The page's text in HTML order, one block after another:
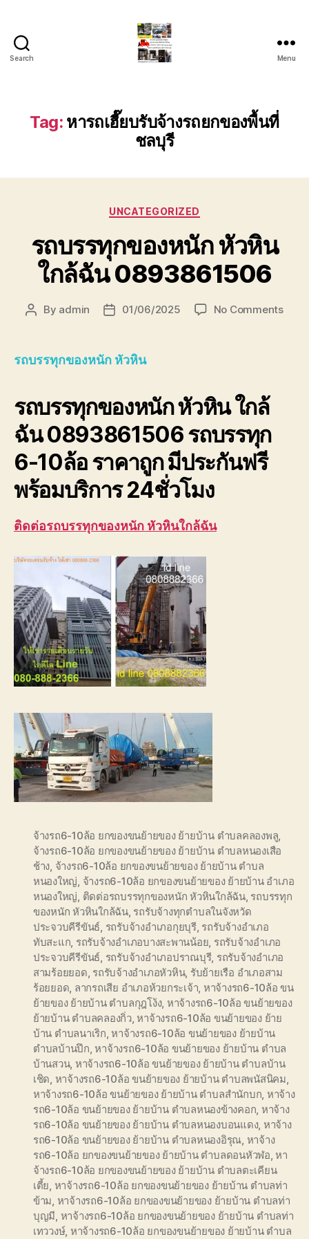
Search
สไลด์
ใน
เขต
24
ติดต่อ
โทร
0888000456
Menu
Tag: หารถเฮี๊ยบรับจ้างรถยกของพื้นที่
ชลบุรี
Categories
UNCATEGORIZED
รถบรรทุกของหนัก หัวหิน
ใกล้ฉัน 0893861506
Post
By admin
Post01/06/2025 No Commentson
รถบรรทุกของหนัก หัวหิน
รถบรรทุกของหนัก หัวหิน ใกล้
ฉัน 0893861506 รถบรรทุก
6-10ล้อ ราคาถูก มีประกันฟรี
พร้อมบริการ 24ชั่วโมง
ติดต่อรถบรรทุกของหนัก หัวหินใกล้ฉัน
จ้างรถ6-10ล้อ ยกของขนย้ายของ ย้ายบ้าน ตำบลคลองพลู
จ้างรถ6-10ล้อ ยกของขนย้ายของ ย้ายบ้าน ตำบลหนองเสือ
ช้าง จ้างรถ6-10ล้อ ยกของขนย้ายของ ย้ายบ้าน ตำบล
หนองใหญ่ จ้างรถ6-10ล้อ ยกของขนย้ายของ ย้ายบ้าน อำเภอ
หนองใหญ่ ติดต่อรถบรรทุกของหนัก หัวหินใกล้ฉัน, รถบรรทุก
ของหนัก หัวหินใกล้ฉัน, รถรับจ้างทุกตำบลในจังหวัด
ประจวบคีรีขันธ์ รถรับจ้างอำเภอกุยบุรี, รถรับจ้างอำเภอ
ทับสะแก รถรับจ้างอำเภอบางสะพานน้อย รถรับจ้างอำเภอ
ประจวบคีรีขันธ์ รถรับจ้างอำเภอปราณบุรี, รถรับจ้างอำเภอ
สามร้อยยอด รถรับจ้างอำเภอหัวหิน, รับย้ายเรือ อำเภอสาม
ร้อยยอด ลากรถเสีย อำเภอห้วยกระเจ้า หาจ้างรถ6-10ล้อ ขน
ย้ายของ ย้ายบ้าน ตำบลกุฎโง้ง, หาจ้างรถ6-10ล้อ ขนย้ายของ
ย้ายบ้าน ตำบลคลองกิ่ว,หาจ้างรถ6-10ล้อ ขนย้ายของ ย้าย
บ้าน ตำบลนาเริก ,หาจ้างรถ6-10ล้อ ขนย้ายของ ย้ายบ้าน
ตำบลบ้านปึก ,หาจ้างรถ6-10ล้อ ขนย้ายของ ย้ายบ้าน ตำบล
บ้านสวน, หาจ้างรถ6-10ล้อ ขนย้ายของ ย้ายบ้าน ตำบลบ้าน
เชิด หาจ้างรถ6-10ล้อ ขนย้ายของ ย้ายบ้าน ตำบลพนัสนิคม
หาจ้างรถ6-10ล้อ ขนย้ายของ ย้ายบ้าน ตำบลสำนักบก หาจ้าง
รถ6-10ล้อ ขนย้ายของ ย้ายบ้าน ตำบลหนองข้างคอก หาจ้าง
รถ6-10ล้อ ขนย้ายของ ย้ายบ้าน ตำบลหนองบอนแดง, หาจ้าง
รถ6-10ล้อ ขนย้ายของ ย้ายบ้าน ตำบลหนองอิรุณ หาจ้าง
รถ6-10ล้อ ยกของขนย้ายของ ย้ายบ้าน ตำบลดอนหัวฬอ ,หา
จ้างรถ6-10ล้อ ยกของขนย้ายของ ย้ายบ้าน ตำบลตะเคียน
เตี้ย หาจ้างรถ6-10ล้อ ยกของขนย้ายของ ย้ายบ้าน ตำบลท่า
ข้าม หาจ้างรถ6-10ล้อ ยกของขนย้ายของ ย้ายบ้าน ตำบลท่า
บุญมี หาจ้างรถ6-10ล้อ ยกของขนย้ายของ ย้ายบ้าน ตำบลท่า
เทววงษ์, หาจ้างรถ6-10ล้อ ยกของขนย้ายของ ย้ายบ้าน ตำบล